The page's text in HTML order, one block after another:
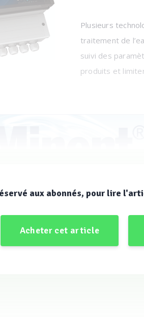
Plusieurs
traitement de
suivi des
produits et
et la régulation des
propose divers régulateurs pour le
mesures et réguler différents
des économies d'eau, par le suivi des
aux abonnés, pour lire
Acheter cet article